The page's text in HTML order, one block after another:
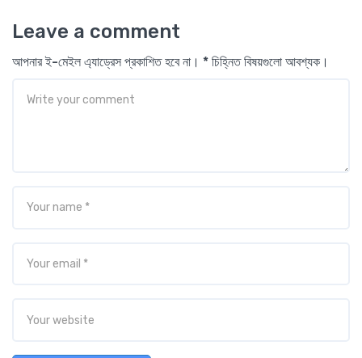
Leave a comment
আপনার ই-মেইল এ্যাড্রেস প্রকাশিত হবে না। * চিহ্নিত বিষয়গুলো আবশ্যক।